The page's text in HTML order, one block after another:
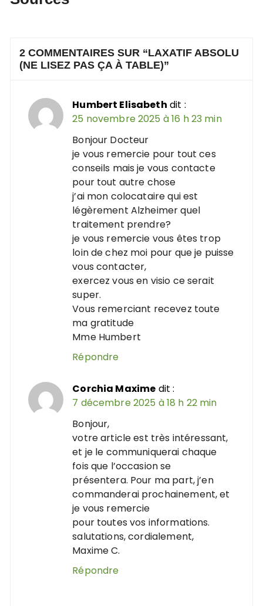
2 COMMENTAIRES SUR “LAXATIF ABSOLU
(NE LISEZ PAS ÇA À TABLE)”
Humbert Elisabeth dit :
25 novembre 2025 à 16 h 23 min
Bonjour Docteur
je vous remercie pour tout ces
conseils mais je vous contacte
pour tout autre chose
j’ai mon colocataire qui est
légèrement Alzheimer quel
traitement prendre?
je vous remercie vous êtes trop
loin de chez moi pour que je puisse
vous contacter,
exercez vous en visio ce serait
super.
Vous remerciant recevez toute
ma gratitude
Mme Humbert
Répondre
Corchia Maxime dit :
7 décembre 2025 à 18 h 22 min
Bonjour,
votre article est très intéressant,
et je le communiquerai chaque
fois que l’occasion se
présentera. Pour ma part, j’en
commanderai prochainement, et
je vous remercie
pour toutes vos informations.
salutations, cordialement,
Maxime C.
Répondre